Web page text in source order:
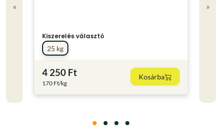
«
Kiszerelés választó
25 kg
4 250 Ft
170 Ft/kg
Kosárba
»